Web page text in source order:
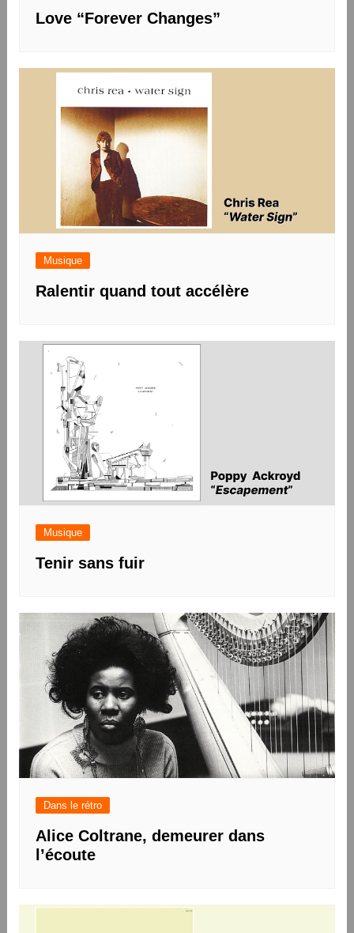
Love “Forever Changes”
Musique
Ralentir quand tout accélère
Musique
Tenir sans fuir
Dans le rétro
Alice Coltrane, demeurer dans
l’écoute